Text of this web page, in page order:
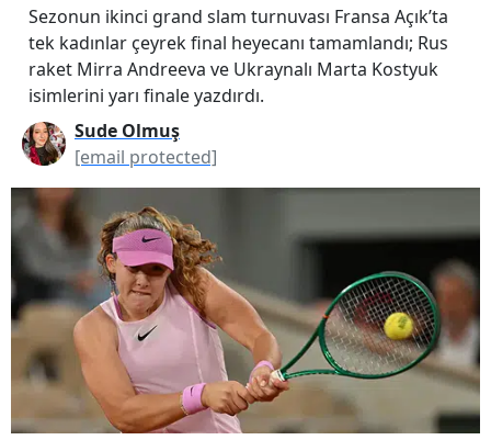
Sezonun ikinci grand slam turnuvası Fransa Açık’ta
tek kadınlar çeyrek final heyecanı tamamlandı; Rus
raket Mirra Andreeva ve Ukraynalı Marta Kostyuk
isimlerini yarı finale yazdırdı.
Sude Olmuş
[email protected]